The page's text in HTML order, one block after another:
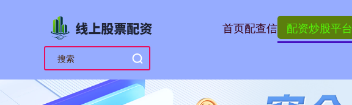
首页配查信 配资炒股平台